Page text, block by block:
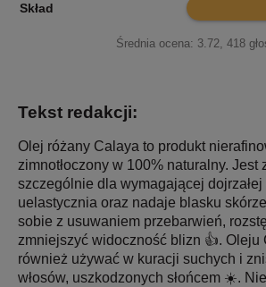
Skład
Średnia ocena: 3.72, 418
Tekst redakcji:
Olej różany Calaya to produkt
zimnotłoczony w 100% naturalny. Jest
szczególnie dla wymagającej dojrzałej
uelastycznia oraz nadaje blasku
sobie z usuwaniem przebarwień,
zmniejszyć widoczność blizn 👍. Oleju
również używać w kuracji suchych i
włosów, uszkodzonych słońcem ☀️.